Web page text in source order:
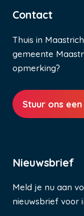
Contact
Thuis in
gemeente
opmerking?
Stuur ons
Nieuwsbrief
Meld je nu aan
nieuwsbrief voor